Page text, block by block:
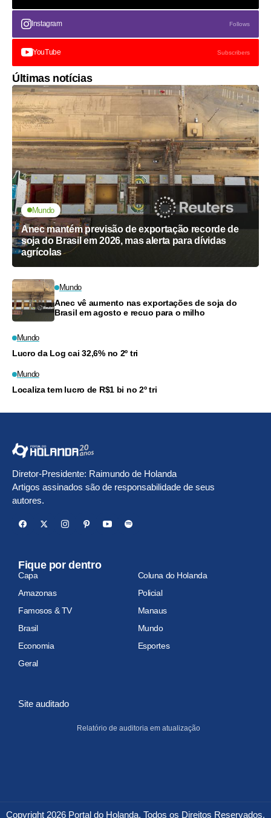
Instagram Follows
YouTube Subscribers
Últimas notícias
Mundo
Anec mantém previsão de exportação recorde de
soja do Brasil em 2026, mas alerta para dívidas
agrícolas
Mundo
Anec vê aumento nas exportações de soja do
Brasil em agosto e recuo para o milho
Mundo
Lucro da Log cai 32,6% no 2º tri
Mundo
Localiza tem lucro de R$1 bi no 2º tri
Diretor-Presidente: Raimundo de Holanda
Artigos assinados são de responsabilidade de seus
autores.
Fique por dentro
Capa
Coluna do Holanda
Amazonas
Policial
Famosos & TV
Manaus
Brasil
Mundo
Economia
Esportes
Geral
Site auditado
Relatório de auditoria em atualização
Copyright 2026 Portal do Holanda. Todos os Direitos Reservados.